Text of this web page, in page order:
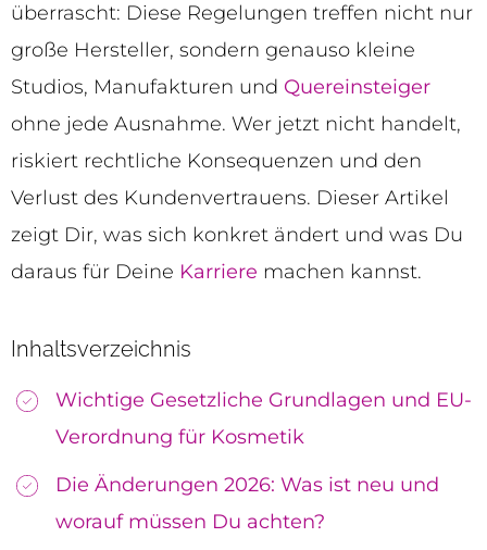
überrascht: Diese Regelungen treffen nicht nur
große Hersteller, sondern genauso kleine
Studios, Manufakturen und Quereinsteiger
ohne jede Ausnahme. Wer jetzt nicht handelt,
riskiert rechtliche Konsequenzen und den
Verlust des Kundenvertrauens. Dieser Artikel
zeigt Dir, was sich konkret ändert und was Du
daraus für Deine Karriere machen kannst.
Inhaltsverzeichnis
Wichtige Gesetzliche Grundlagen und EU-
Verordnung für Kosmetik
Die Änderungen 2026: Was ist neu und
worauf müssen Du achten?